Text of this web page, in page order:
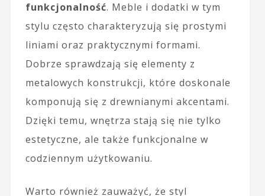
funkcjonalność. Meble i dodatki w tym
stylu często charakteryzują się prostymi
liniami oraz praktycznymi formami.
Dobrze sprawdzają się elementy z
metalowych konstrukcji, które doskonale
komponują się z drewnianymi akcentami.
Dzięki temu, wnętrza stają się nie tylko
estetyczne, ale także funkcjonalne w
codziennym użytkowaniu.
Warto również zauważyć, że styl